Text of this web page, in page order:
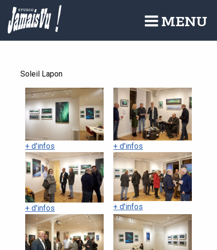
Aller
contenu
principal
MENU
Soleil Lapon
+ d'infos + d'infos
+ d'infos + d'infos